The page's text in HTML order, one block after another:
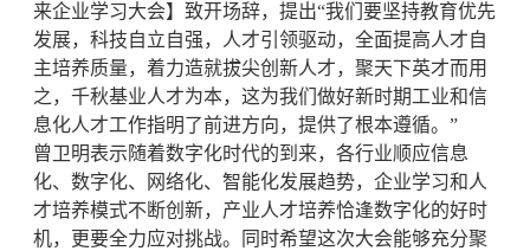
来企业学习大会】致开场辞，提出“我们要坚持教育优先
发展，科技自立自强，人才引领驱动，全面提高人才自
主培养质量，着力造就拔尖创新人才，聚天下英才而用
之，千秋基业人才为本，这为我们做好新时期工业和信
息化人才工作指明了前进方向，提供了根本遵循。”
曾卫明表示随着数字化时代的到来，各行业顺应信息
化、数字化、网络化、智能化发展趋势，企业学习和人
才培养模式不断创新，产业人才培养恰逢数字化的好时
机，更要全力应对挑战。同时希望这次大会能够充分聚